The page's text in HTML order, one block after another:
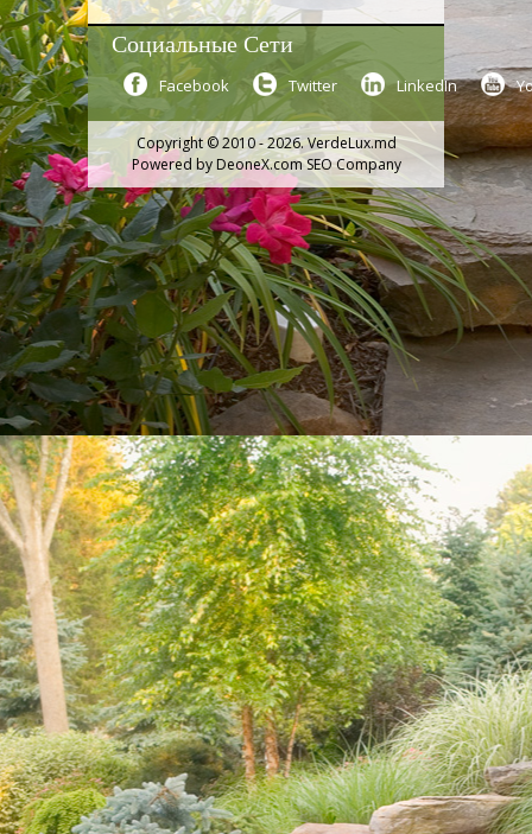
Социальные Сети
Facebook Twitter LinkedIn
Copyright © 2010 - 2026. VerdeLux.md
Powered by DeoneX.com SEO Company